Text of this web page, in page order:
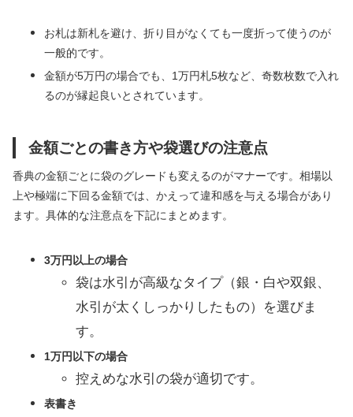
お札は新札を避け、折り目がなくても一度折って使うのが
一般的です。
金額が5万円の場合でも、1万円札5枚など、奇数枚数で入れ
るのが縁起良いとされています。
金額ごとの書き方や袋選びの注意点
香典の金額ごとに袋のグレードも変えるのがマナーです。相場以
上や極端に下回る金額では、かえって違和感を与える場合があり
ます。具体的な注意点を下記にまとめます。
3万円以上の場合
袋は水引が高級なタイプ（銀・白や双銀、
水引が太くしっかりしたもの）を選びま
す。
1万円以下の場合
控えめな水引の袋が適切です。
表書き